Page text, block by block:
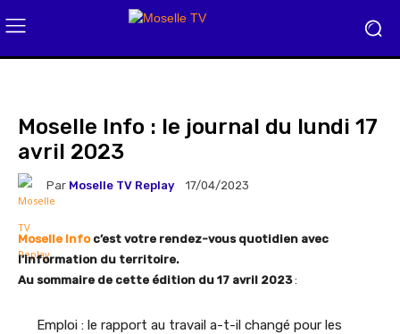
Moselle Info : le journal du lundi 17
avril 2023
Par Moselle TV Replay 17/04/2023
Moselle Infoc’est votre rendez-vous quotidien avec
l’information du territoire.
Au sommaire de cette édition du 17 avril 2023:
Emploi : le rapport au travail a-t-il changé pour les